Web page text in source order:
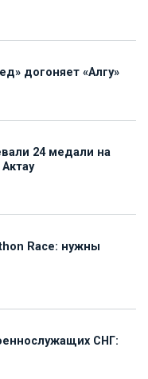
догоняет «Алгу»
24 медали на
Race: нужны
СНГ: